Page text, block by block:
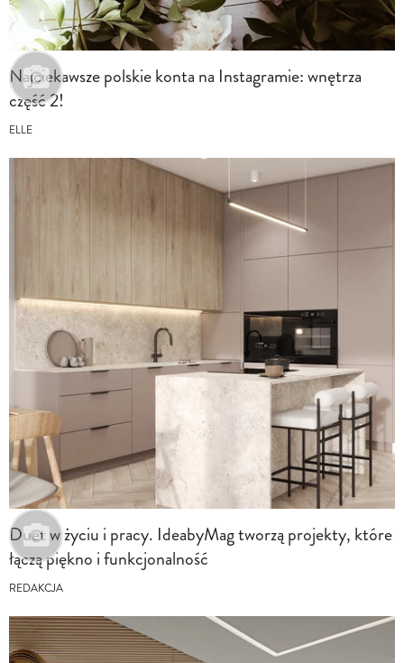
Najciekawsze polskie konta na Instagramie: wnętrza
część 2!
ELLE
Duet w życiu i pracy. IdeabyMag tworzą projekty, które
łączą piękno i funkcjonalność
REDAKCJA